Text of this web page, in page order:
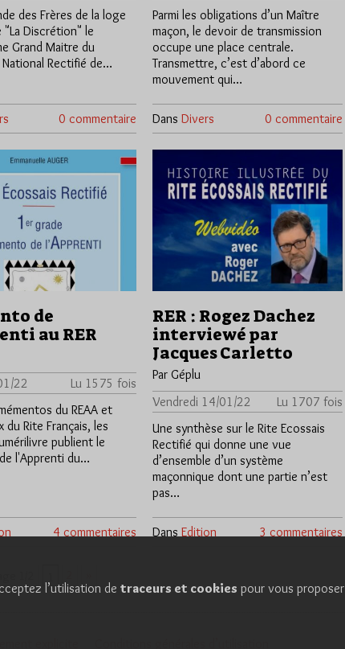
des Frères de la loge
"La Discrétion" le
Grand Maitre du
Rectifié de…
0 commentaire
Parmi les obligations d’un Maître
maçon, le devoir de transmission
occupe une place centrale.
Transmettre, c’est d’abord ce
mouvement qui…
DansDivers 0 commentaire
de
au RER
22
Lu 1575 fois
du REAA et
du Rite Français, les
publient le
l'Apprenti du…
4 commentaires
RER : Rogez Dachez
interviewé par
Jacques Carletto
Par Géplu
Vendredi 14/01/22
Lu 1707 fois
Une synthèse sur le Rite Ecossais
Rectifié qui donne une vue
d’ensemble d’un système
maçonnique dont une partie n’est
pas…
DansEdition 3 commentaires
l’utilisation de traceurs et cookies pour vous proposer